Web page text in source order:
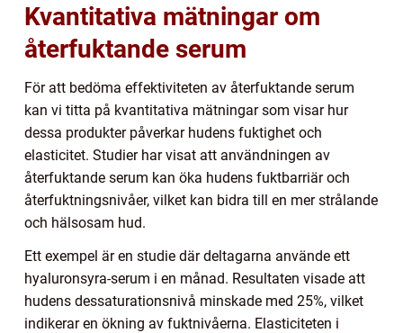
Kvantitativa mätningar om
återfuktande serum
För att bedöma effektiviteten av återfuktande serum
kan vi titta på kvantitativa mätningar som visar hur
dessa produkter påverkar hudens fuktighet och
elasticitet. Studier har visat att användningen av
återfuktande serum kan öka hudens fuktbarriär och
återfuktningsnivåer, vilket kan bidra till en mer strålande
och hälsosam hud.
Ett exempel är en studie där deltagarna använde ett
hyaluronsyra-serum i en månad. Resultaten visade att
hudens dessaturationsnivå minskade med 25%, vilket
indikerar en ökning av fuktnivåerna. Elasticiteten i